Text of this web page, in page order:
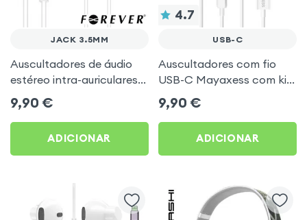
JACK 3.5MM
Auscultadores de áudio
estéreo intra-auriculares
branco da Forever
9,90 €
ADICIONAR
4.7
USB-C
Auscultadores com fio
USB-C Mayaxess com kit
mãos-livres – Brancos
9,90 €
ADICIONAR